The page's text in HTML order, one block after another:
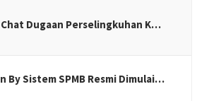
Dugaan Perselingkuhan K…
By Sistem SPMB Resmi Dimulai…